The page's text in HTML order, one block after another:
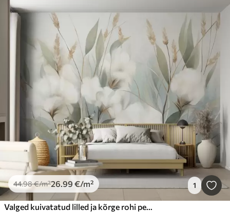
44.98€/m²26.99 €/m² 1
Valged kuivatatud lilled ja kõrge rohi pehme, summutatud taustal, maalitud impressionistlikus stiilis